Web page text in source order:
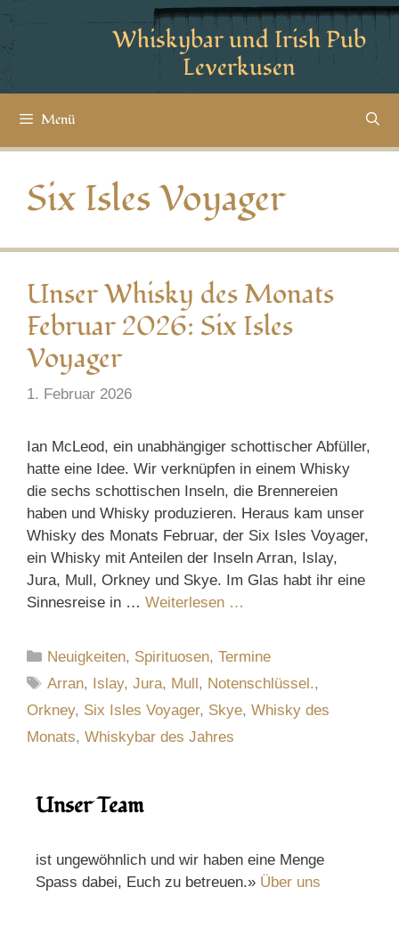
Whiskybar und Irish Pub
Leverkusen
Menü
Six Isles Voyager
Unser Whisky des Monats
Februar 2026: Six Isles
Voyager
1. Februar 2026
Ian McLeod, ein unabhängiger schottischer Abfüller,
hatte eine Idee. Wir verknüpfen in einem Whisky
die sechs schottischen Inseln, die Brennereien
haben und Whisky produzieren. Heraus kam unser
Whisky des Monats Februar, der Six Isles Voyager,
ein Whisky mit Anteilen der Inseln Arran, Islay,
Jura, Mull, Orkney und Skye. Im Glas habt ihr eine
Sinnesreise in … Weiterlesen …
Kategorien
Neuigkeiten, Spirituosen,Termine
Schlagwörter
Arran, Islay,Jura, Mull, Notenschlüssel.,
Orkney, Six Isles Voyager, Skye, Whisky des
Monats, Whiskybar des Jahres
Unser Team
ist ungewöhnlich und wir haben eine Menge
Spass dabei, Euch zu betreuen.» Über uns